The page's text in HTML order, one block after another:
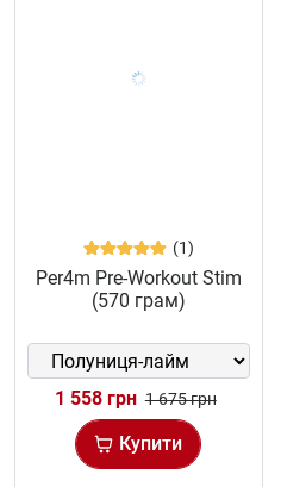
(1)
Per4m Pre-Workout Stim
(570 грам)
1 558 грн 1 675 грн
Купити